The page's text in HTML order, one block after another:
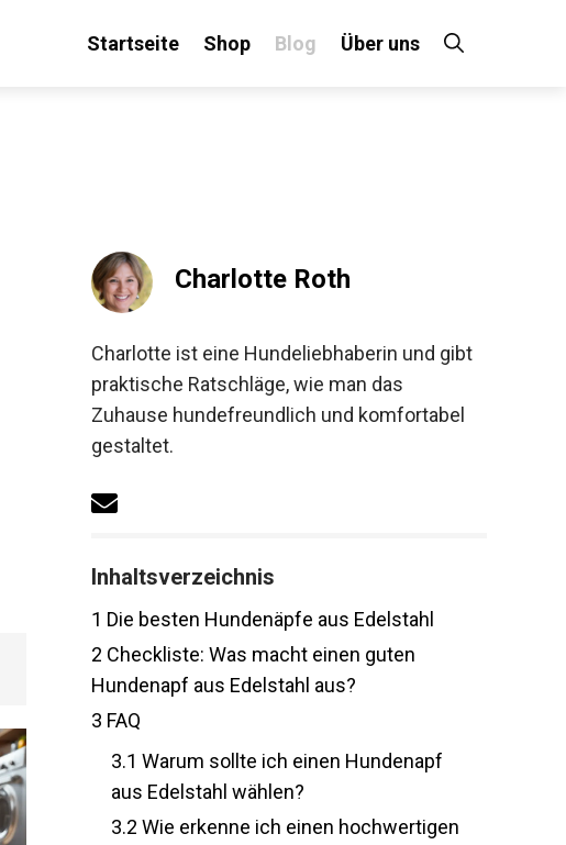
Startseite Shop Blog Über uns
Charlotte Roth
Charlotte ist eine Hundeliebhaberin und gibt
praktische Ratschläge, wie man das
Zuhause hundefreundlich und komfortabel
gestaltet.
Inhaltsverzeichnis
1 Die besten Hundenäpfe aus Edelstahl
2 Checkliste: Was macht einen guten
Hundenapf aus Edelstahl aus?
3 FAQ
3.1 Warum sollte ich einen Hundenapf
aus Edelstahl wählen?
3.2 Wie erkenne ich einen hochwertigen